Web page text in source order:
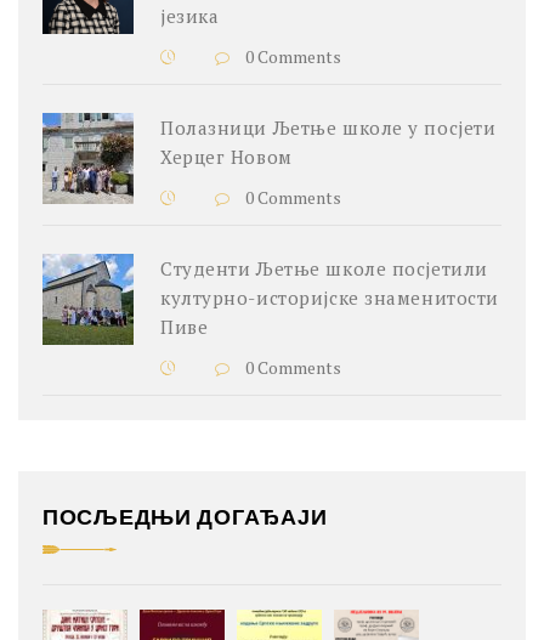
језика
0 Comments
Полазници Љетње школе у посјети
Херцег Новом
0 Comments
Студенти Љетње школе посјетили
културно-историјске знаменитости
Пиве
0 Comments
ПОСЉЕДЊИ ДОГАЂАЈИ